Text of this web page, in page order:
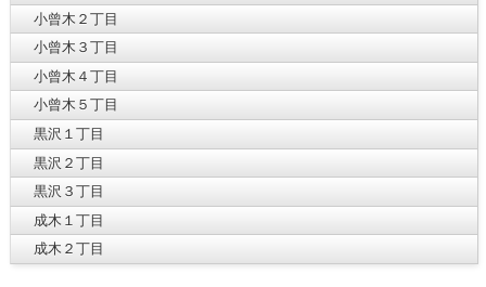
小曾木２丁目
小曾木３丁目
小曾木４丁目
小曾木５丁目
黒沢１丁目
黒沢２丁目
黒沢３丁目
成木１丁目
成木２丁目